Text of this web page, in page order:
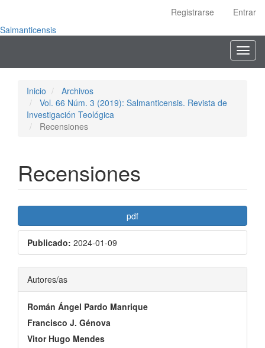
Contenido
Registrarse
Entrar
Salmanticensis
Inicio
Archivos
Vol. 66 Núm. 3 (2019): Salmanticensis. Revista de
Investigación Teológica
Recensiones
Recensiones
Barra
lateral
del
artículo
pdf
Publicado: 2024-01-09
Contenido
principal
del
artículo
Autores/as
Román Ángel Pardo Manrique
Francisco J. Génova
Vitor Hugo Mendes